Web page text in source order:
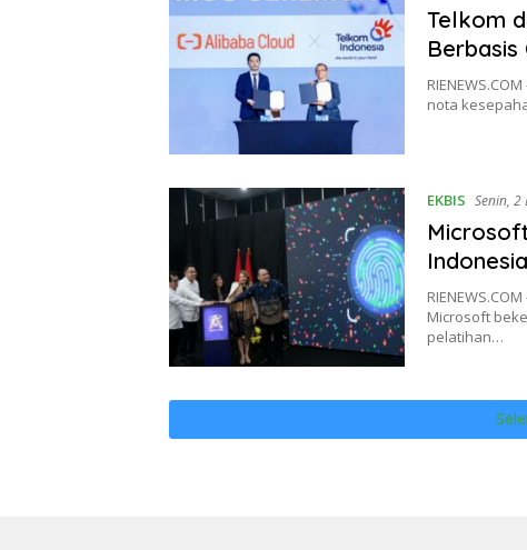
Telkom
Berbasis
nota
EKBIS Senin, 2
Indonesia
Microsoft
pelatihan…